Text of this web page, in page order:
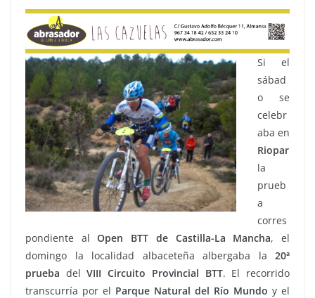
Si el
sábad
o se
celebr
aba en
Riopar
la
prueb
a
corres
pondiente alOpen BTT de Castilla-La Mancha, el
domingo la localidad albaceteña albergaba la 20ª
prueba delVIII Circuito Provincial BTT. El recorrido
transcurría por el Parque Natural del Río Mundo y el